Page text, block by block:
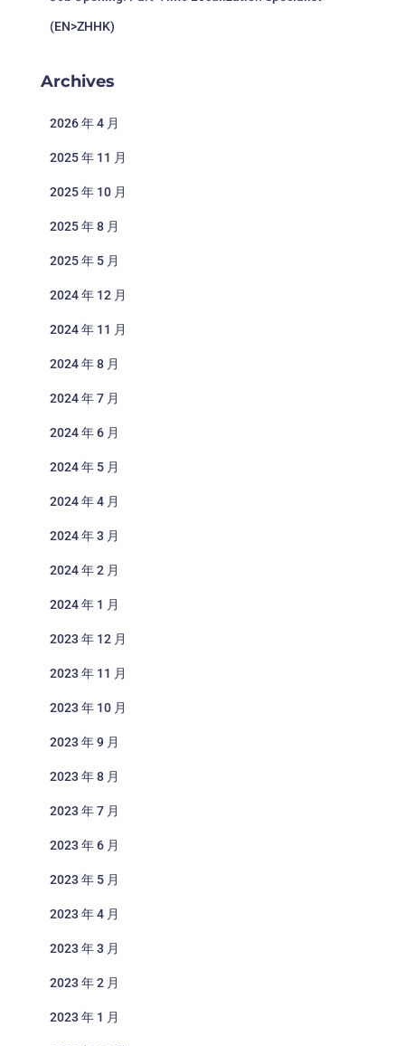
(EN>ZHHK)
Archives
2026 年 4 月
2025 年 11 月
2025 年 10 月
2025 年 8 月
2025 年 5 月
2024 年 12 月
2024 年 11 月
2024 年 8 月
2024 年 7 月
2024 年 6 月
2024 年 5 月
2024 年 4 月
2024 年 3 月
2024 年 2 月
2024 年 1 月
2023 年 12 月
2023 年 11 月
2023 年 10 月
2023 年 9 月
2023 年 8 月
2023 年 7 月
2023 年 6 月
2023 年 5 月
2023 年 4 月
2023 年 3 月
2023 年 2 月
2023 年 1 月